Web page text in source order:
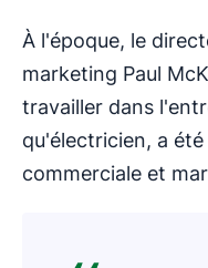
À l'époque, le
marketing Paul
travailler dans
qu'électricien, a
commerciale et